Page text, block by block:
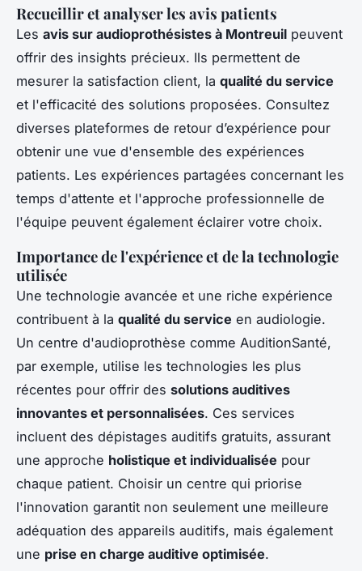
Recueillir et analyser les avis patients
Les avis sur audioprothésistes à Montreuil peuvent
offrir des insights précieux. Ils permettent de
mesurer la satisfaction client, la qualité du service
et l'efficacité des solutions proposées. Consultez
diverses plateformes de retour d’expérience pour
obtenir une vue d'ensemble des expériences
patients. Les expériences partagées concernant les
temps d'attente et l'approche professionnelle de
l'équipe peuvent également éclairer votre choix.
Importance de l'expérience et de la technologie
utilisée
Une technologie avancée et une riche expérience
contribuent à la qualité du service en audiologie.
Un centre d'audioprothèse comme AuditionSanté,
par exemple, utilise les technologies les plus
récentes pour offrir des solutions auditives
innovantes et personnalisées. Ces services
incluent des dépistages auditifs gratuits, assurant
une approche holistique et individualisée pour
chaque patient. Choisir un centre qui priorise
l'innovation garantit non seulement une meilleure
adéquation des appareils auditifs, mais également
une prise en charge auditive optimisée.